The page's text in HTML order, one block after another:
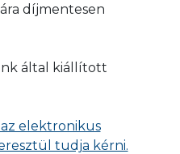
díjmentesen
által kiállított
az elektronikus
tudja kérni.